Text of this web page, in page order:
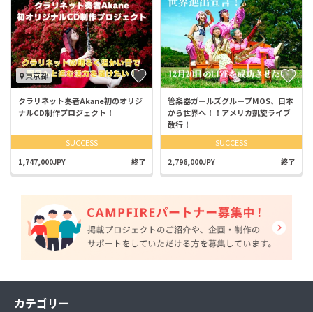
東京都
クラリネット奏者Akane初のオリジ
ナルCD制作プロジェクト！
SUCCESS
1,747,000JPY 終了
管楽器ガールズグループMOS、日本
から世界へ！！アメリカ凱旋ライブ
敢行！
SUCCESS
2,796,000JPY 終了
カテゴリー